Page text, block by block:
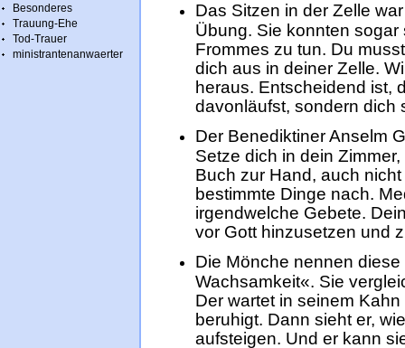
Besonderes
Trauung-Ehe
Tod-Trauer
ministrantenanwaerter
Das Sitzen in der Zelle
Übung. Sie konnten
Frommes zu tun. Du
dich aus in deiner Zelle.
heraus. Entscheidend ist,
davonläufst, sondern dich
Der Benediktiner Anselm
Setze dich in dein
Buch zur Hand, auch
bestimmte Dinge nach.
irgendwelche Gebete.
vor Gott hinzusetzen und
Die Mönche nennen
Wachsamkeit«. Sie
Der wartet in seinem
beruhigt. Dann sieht er,
aufsteigen. Und er kann